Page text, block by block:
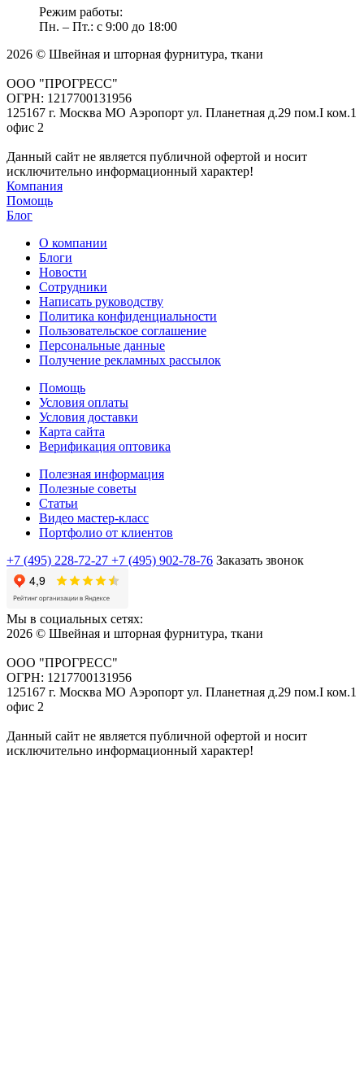
Режим работы:
Пн. – Пт.: с 9:00 до 18:00
2026 © Швейная и шторная фурнитура, ткани
ООО "ПРОГРЕСС"
ОГРН: 1217700131956
125167 г. Москва МО Аэропорт ул. Планетная д.29 пом.I ком.1
офис 2
Данный сайт не является публичной офертой и носит
исключительно информационный характер!
Компания
Помощь
Блог
О компании
Блоги
Новости
Сотрудники
Написать руководству
Политика конфиденциальности
Пользовательское соглашение
Персональные данные
Получение рекламных рассылок
Помощь
Условия оплаты
Условия доставки
Карта сайта
Верификация оптовика
Полезная информация
Полезные советы
Статьи
Видео мастер-класс
Портфолио от клиентов
+7 (495) 228-72-27 +7 (495) 902-78-76 Заказать звонок
Мы в социальных сетях:
2026 © Швейная и шторная фурнитура, ткани
ООО "ПРОГРЕСС"
ОГРН: 1217700131956
125167 г. Москва МО Аэропорт ул. Планетная д.29 пом.I ком.1
офис 2
Данный сайт не является публичной офертой и носит
исключительно информационный характер!